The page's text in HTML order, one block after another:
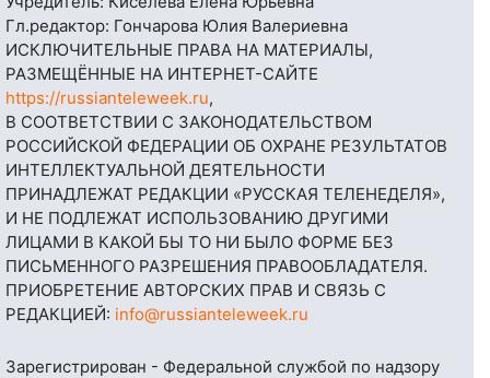
Гл.редактор: Гончарова Юлия Валериевна
ИСКЛЮЧИТЕЛЬНЫЕ ПРАВА НА МАТЕРИАЛЫ,
РАЗМЕЩЁННЫЕ НА ИНТЕРНЕТ-САЙТЕ
https://russianteleweek.ru,
В СООТВЕТСТВИИ С ЗАКОНОДАТЕЛЬСТВОМ
РОССИЙСКОЙ ФЕДЕРАЦИИ ОБ ОХРАНЕ РЕЗУЛЬТАТОВ
ИНТЕЛЛЕКТУАЛЬНОЙ ДЕЯТЕЛЬНОСТИ
ПРИНАДЛЕЖАТ РЕДАКЦИИ «РУССКАЯ ТЕЛЕНЕДЕЛЯ»,
И НЕ ПОДЛЕЖАТ ИСПОЛЬЗОВАНИЮ ДРУГИМИ
ЛИЦАМИ В КАКОЙ БЫ ТО НИ БЫЛО ФОРМЕ БЕЗ
ПИСЬМЕННОГО РАЗРЕШЕНИЯ ПРАВООБЛАДАТЕЛЯ.
ПРИОБРЕТЕНИЕ АВТОРСКИХ ПРАВ И СВЯЗЬ С
РЕДАКЦИЕЙ: info@russianteleweek.ru
Зарегистрирован - Федеральной службой по надзору